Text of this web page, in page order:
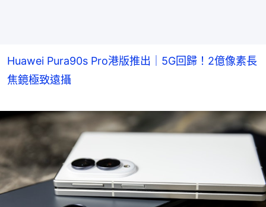
Huawei Pura90s Pro港版推出｜5G回歸！2億像素長
焦鏡極致遠攝